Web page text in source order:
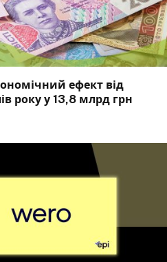
ефект від
року у 13,8 млрд грн